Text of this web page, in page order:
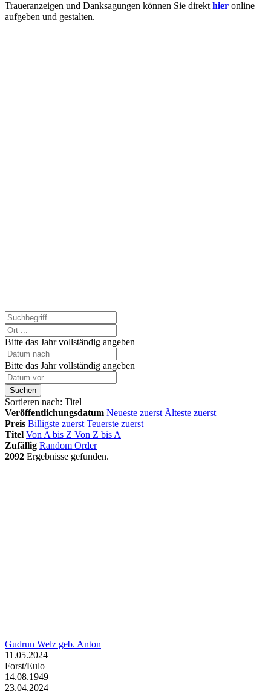
Traueranzeigen und Danksagungen können Sie direkt hier online
aufgeben und gestalten.
Bitte das Jahr vollständig angeben
Bitte das Jahr vollständig angeben
Suchen
Sortieren nach: Titel
Veröffentlichungsdatum Neueste zuerst Älteste zuerst
Preis Billigste zuerst Teuerste zuerst
Titel Von A bis Z Von Z bis A
Zufällig Random Order
2092 Ergebnisse gefunden.
Gudrun Welz geb. Anton
11.05.2024
Forst/Eulo
14.08.1949
23.04.2024